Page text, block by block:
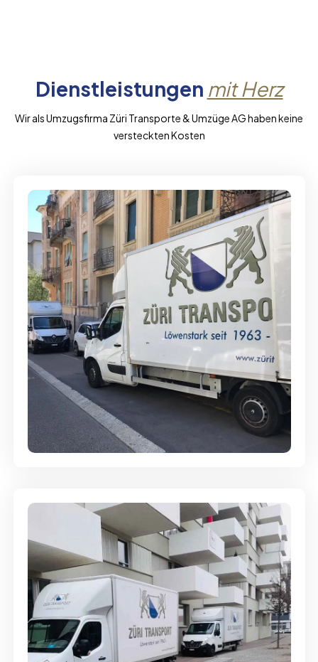
Dienstleistungen mit Herz
Wir als Umzugsfirma Züri Transporte & Umzüge AG haben keine
versteckten Kosten
Full-Service - Für Privatumzüge